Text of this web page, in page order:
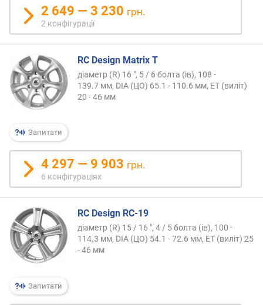
2 649 — 3 230 грн.
2 конфігурації
Запитати
RC Design Matrix T
діаметр (R) 16 ", 5 / 6 болта (ів), 108 -
139.7 мм, DIA (ЦО) 65.1 - 110.6 мм, ET (виліт)
20 - 46 мм
4 297 — 9 903 грн.
6 конфігураціях
Запитати
RC Design RC-19
діаметр (R) 15 / 16 ", 4 / 5 болта (ів), 100 -
114.3 мм, DIA (ЦО) 54.1 - 72.6 мм, ET (виліт) 25
- 46 мм